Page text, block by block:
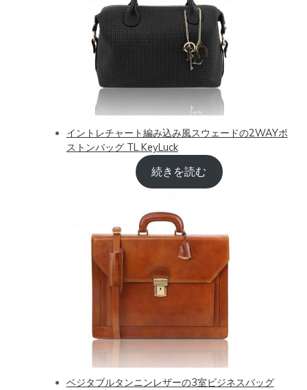
イントレチャート編み込み風スウェードの2WAYボ
ストンバッグ TL KeyLuck
続きを読む
ベジタブルタンニンレザーの3室ビジネスバッグ